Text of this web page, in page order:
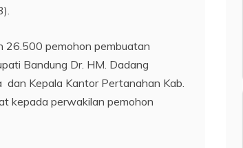
26.500 pemohon pembuatan
Bandung Dr. HM. Dadang
dan Kepala Kantor Pertanahan Kab.
kepada perwakilan pemohon